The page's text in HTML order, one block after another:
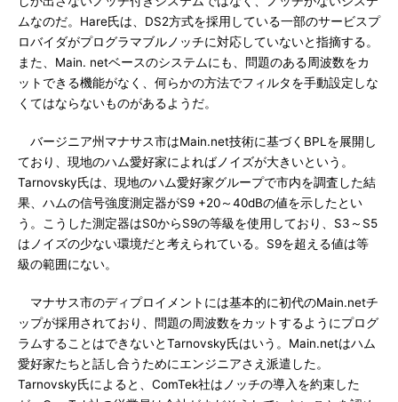
ムなのだ。Hare氏は、DS2方式を採用している一部のサービスプ
ロバイダがプログラマブルノッチに対応していないと指摘する。
また、Main. netベースのシステムにも、問題のある周波数をカ
ットできる機能がなく、何らかの方法でフィルタを手動設定しな
くてはならないものがあるようだ。
バージニア州マナサス市はMain.net技術に基づくBPLを展開し
ており、現地のハム愛好家によればノイズが大きいという。
Tarnovsky氏は、現地のハム愛好家グループで市内を調査した結
果、ハムの信号強度測定器がS9 +20～40dBの値を示したとい
う。こうした測定器はS0からS9の等級を使用しており、S3～S5
はノイズの少ない環境だと考えられている。S9を超える値は等
級の範囲にない。
マナサス市のディプロイメントには基本的に初代のMain.netチ
ップが採用されており、問題の周波数をカットするようにプログ
ラムすることはできないとTarnovsky氏はいう。Main.netはハム
愛好家たちと話し合うためにエンジニアさえ派遣した。
Tarnovsky氏によると、ComTek社はノッチの導入を約束した